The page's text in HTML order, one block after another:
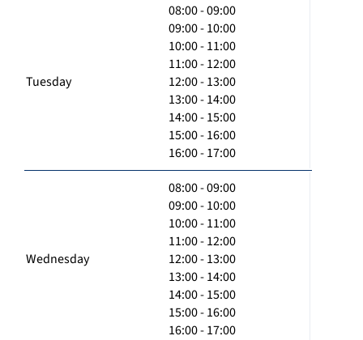
Tuesday
08:00 - 09:00
09:00 - 10:00
10:00 - 11:00
11:00 - 12:00
12:00 - 13:00
13:00 - 14:00
14:00 - 15:00
15:00 - 16:00
16:00 - 17:00
Wednesday
08:00 - 09:00
09:00 - 10:00
10:00 - 11:00
11:00 - 12:00
12:00 - 13:00
13:00 - 14:00
14:00 - 15:00
15:00 - 16:00
16:00 - 17:00